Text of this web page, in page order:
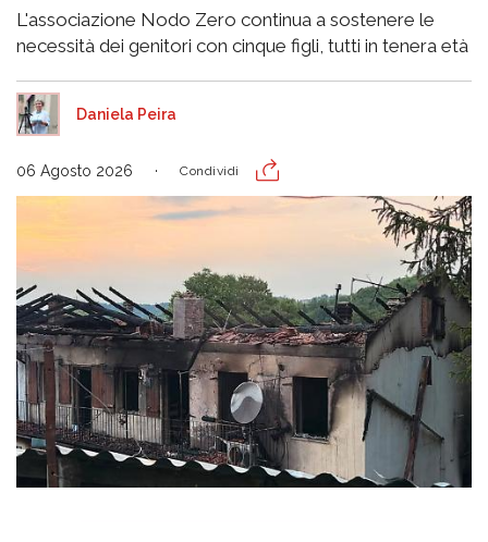
L'associazione Nodo Zero continua a sostenere le
necessità dei genitori con cinque figli, tutti in tenera età
Daniela Peira
06 Agosto 2026 Condividi